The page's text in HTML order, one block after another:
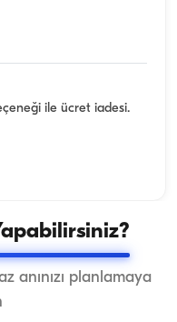
ile ücret iadesi.
anınızı planlamaya